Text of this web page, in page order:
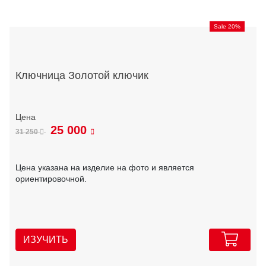
Sale 20%
Ключница Золотой ключик
31 250 25 000
Цена указана на изделие на фото и является
ориентировочной.
ИЗУЧИТЬ